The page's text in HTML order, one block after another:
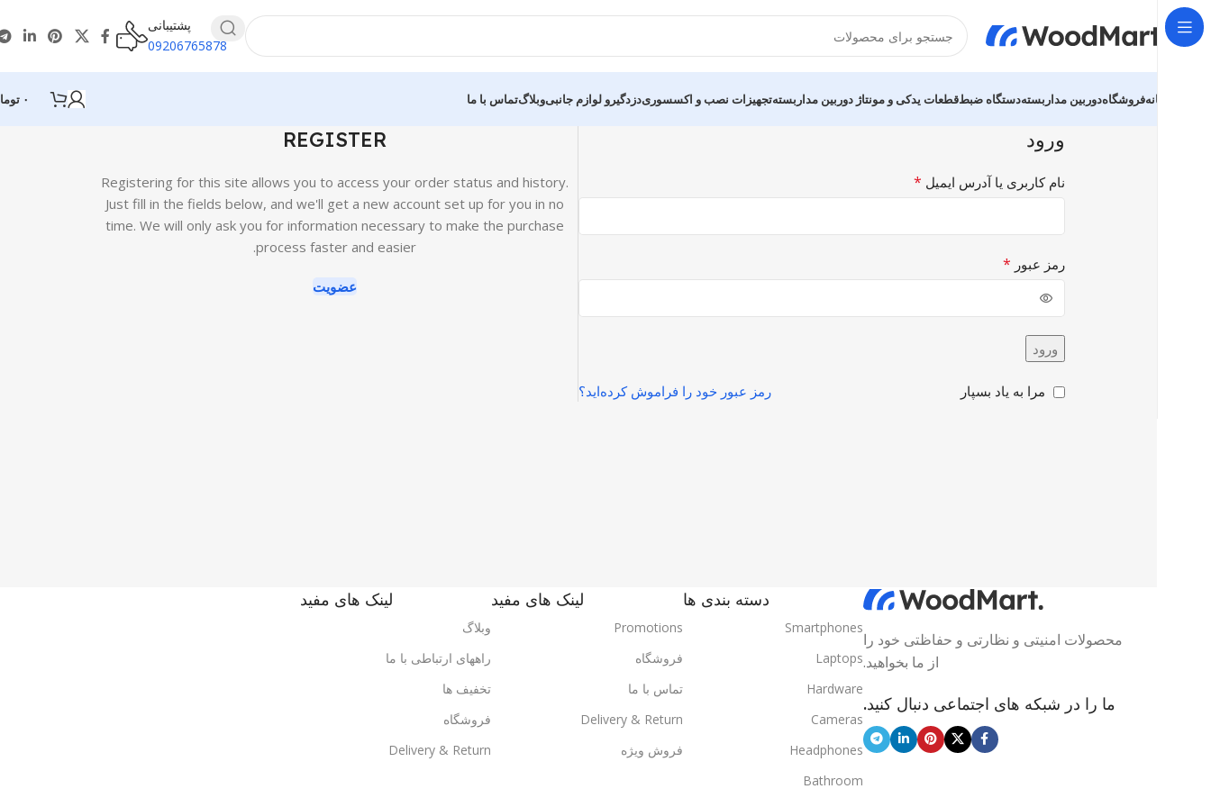
پشتیبانی
09206765878
خانهفروشگاهدوربین مداربستهدستگاه ضبطقطعات یدکی و مونتاژ دوربین مداربستهتجهیزات نصب و اکسسوریدزدگیرو لوازم جانبیوبلاگتماس با ما ۰
ورود
نام کاربری یا آدرس ایمیل *
رمز عبور *
ورود
رمز عبور خود را فراموش کرده‌اید؟ مرا به یاد بسپار
REGISTER
Registering for this site allows you to access your order status and history.
Just fill in the fields below, and we'll get a new account set up for you in no
time. We will only ask you for information necessary to make the purchase
process faster and easier.
عضویت
محصولات امنیتی و نظارتی و حفاظتی خود را
از ما بخواهید.
ما را در شبکه های اجتماعی دنبال کنید.
دسته بندی ها
Smartphones
Laptops
Hardware
Cameras
Headphones
Bathroom
لینک های مفید
Promotions
فروشگاه
تماس با ما
Delivery & Return
فروش ویژه
لینک های مفید
وبلاگ
راههای ارتباطی با ما
تخفیف ها
فروشگاه
Delivery & Return